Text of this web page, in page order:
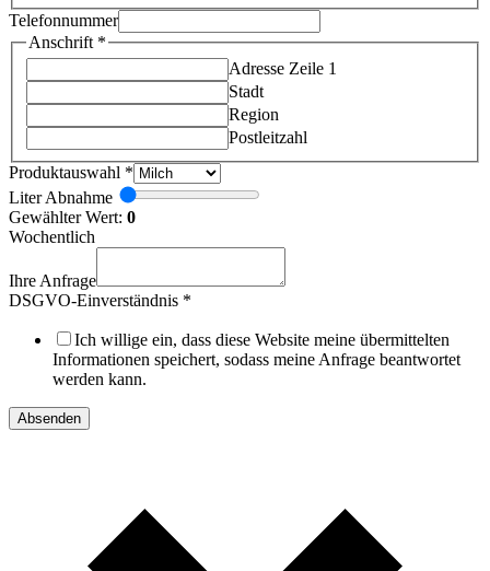
Telefonnummer
Anschrift *
Adresse Zeile 1
Stadt
Region
Postleitzahl
Produktauswahl *
Liter Abnahme
Gewählter Wert: 0
Wochentlich
Ihre Anfrage
DSGVO-Einverständnis *
Ich willige ein, dass diese Website meine übermittelten
Informationen speichert, sodass meine Anfrage beantwortet
werden kann.
Absenden